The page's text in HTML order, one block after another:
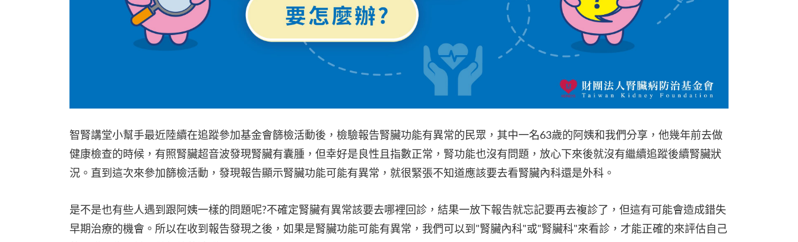
智腎講堂小幫手最近陸續在追蹤參加基金會篩檢活動後，檢驗報告腎臟功能有異常的民眾，其中一名63歲的阿姨和我們分享，他幾年前去做
健康檢查的時候，有照腎臟超音波發現腎臟有囊腫，但幸好是良性且指數正常，腎功能也沒有問題，放心下來後就沒有繼續追蹤後續腎臟狀
況。直到這次來參加篩檢活動，發現報告顯示腎臟功能可能有異常，就很緊張不知道應該要去看腎臟內科還是外科。
是不是也有些人遇到跟阿姨一樣的問題呢?不確定腎臟有異常該要去哪裡回診，結果一放下報告就忘記要再去複診了，但這有可能會造成錯失
早期治療的機會。所以在收到報告發現之後，如果是腎臟功能可能有異常，我們可以到"腎臟內科"或"腎臟科"來看診，才能正確的來評估自己